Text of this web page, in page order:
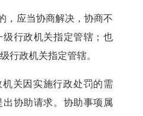
，应当协商解决，协商不
级行政机关指定管辖；也
行政机关指定管辖。
机关因实施行政处罚的需
协助请求。协助事项属